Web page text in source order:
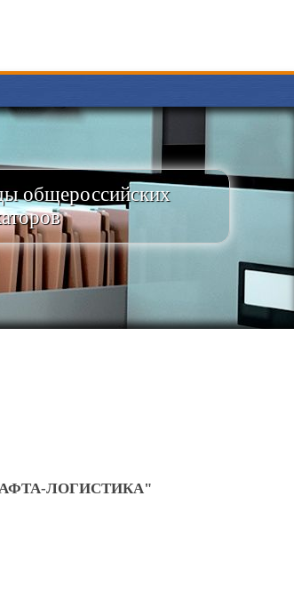
общероссийских
ЛОГИСТИКА"